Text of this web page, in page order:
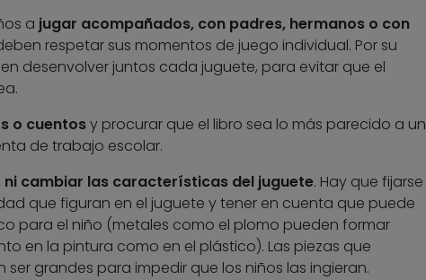
a jugar acompañados, con padres, hermanos o con
respetar sus momentos de juego individual. Por su
desenvolver juntos cada juguete, para evitar que el
o cuentosy procurar que el libro sea lo más parecido a un
de trabajo escolar.
ni cambiar las características del juguete. Hay que fijarse
que figuran en el juguete y tener en cuenta que puede
para el niño (metales como el plomo pueden formar
en la pintura como en el plástico). Las piezas que
grandes para impedir que los niños las ingieran.